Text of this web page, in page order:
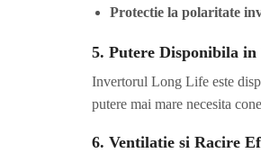
Protectie la polaritate
5. Putere Disponibila
Invertorul Long Life este
putere mai mare necesita
6. Ventilatie si Racire